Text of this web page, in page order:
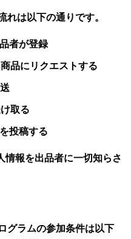
は以下の通りです。
者が登録
品にリクエストする
取る
投稿する
情報を出品者に一切知らさ
グラムの参加条件は以下